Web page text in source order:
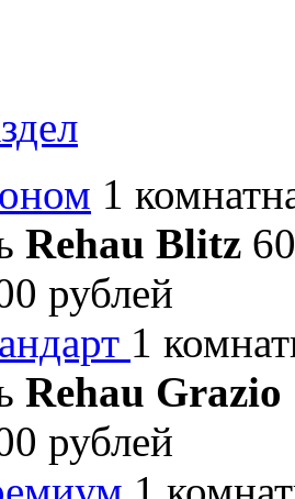
1
Rehau Blitz
рублей
1
Rehau Grazio
рублей